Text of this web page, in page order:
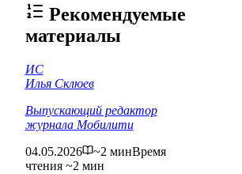
Рекомендуемые
материалы
ИС
Илья Склюев
Выпускающий редактор
журнала Мобилити
04.05.2026
~2 минВремя
чтения ~2 мин